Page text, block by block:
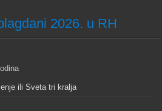
2026. u RH
ili Sveta tri kralja